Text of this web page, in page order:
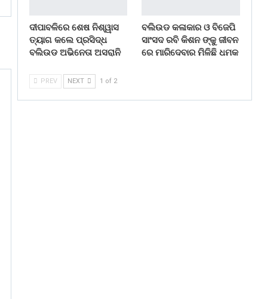
ଦୀପାବଳିରେ ଶେଷ ନିଶ୍ୱାସ
ତ୍ୟାଗ କଲେ ପ୍ରସିଦ୍ଧ
ବଲିଉଡ ଅଭିନେତା ଅସରାନି
ବଲିଉଡ କଳାକାର ଓ ବିଜେପି
ସାଂସଦ ରବି କିଶନ ଙ୍କୁ ଜୀବନ
ରେ ମାରିଦେବାର ମିଳିଛି ଧମକ
PREV NEXT 1 of 2